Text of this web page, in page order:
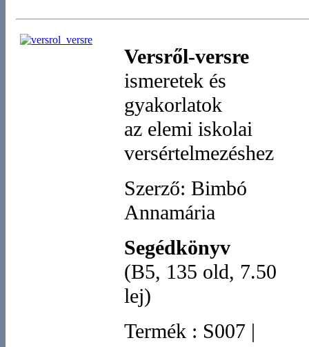
Versről-versre
ismeretek és
gyakorlatok
az elemi iskolai
versértelmezéshez
Szerző: Bimbó
Annamária
Segédkönyv
(B5, 135 old, 7.50
lej)
Termék : S007 |